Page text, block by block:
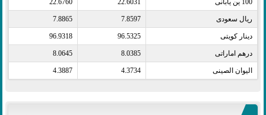
100 ين يابانى​ 22.6031
22.6760
ريال سعودى​ 7.8597
7.8865
دينار كويتى​ 96.5325
96.9318
درهم اماراتى​ 8.0385
8.0645
اليوان الصينى​ 4.3734
4.3887